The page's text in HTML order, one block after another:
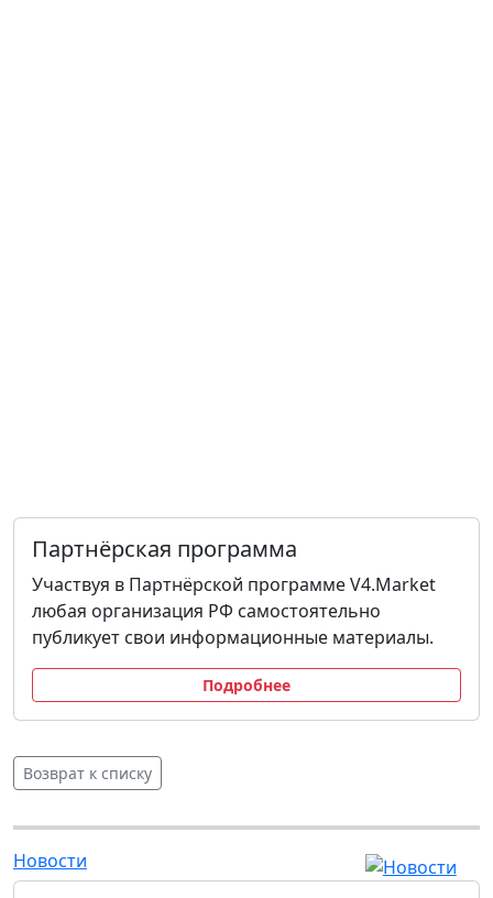
Партнёрская программа
Участвуя в Партнёрской программе V4.Market
любая организация РФ самостоятельно
публикует свои информационные материалы.
Подробнее
Возврат к списку
Новости